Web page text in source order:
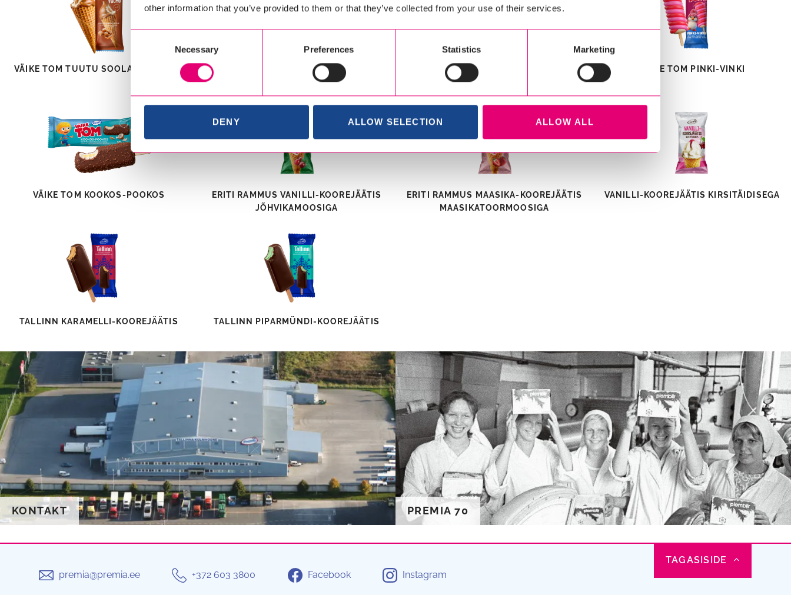
other information that you’ve provided to them or that they’ve collected from your use of their services.
Necessary Preferences Statistics Marketing
DENY ALLOW SELECTION ALLOW ALL
VÄIKE TOM TUUTU SOOLAKARAMELLI VÄIKE TOM TUUTU MAASIKA-MUSTSÕSTRA
VÄIKE TOM MANGO-KOOREJÄÄTIS
VAHVLITOPSIS
VÄIKE TOM PINKI-VINKI
VÄIKE TOM KOOKOS-POOKOS
ERITI RAMMUS VANILLI-KOOREJÄÄTIS
JÕHVIKAMOOSIGA
ERITI RAMMUS MAASIKA-KOOREJÄÄTIS
MAASIKATOORMOOSIGA
VANILLI-KOOREJÄÄTIS KIRSITÄIDISEGA
TALLINN KARAMELLI-KOOREJÄÄTIS TALLINN PIPARMÜNDI-KOOREJÄÄTIS
KONTAKT PREMIA 70
TAGASISIDE
premia@premia.ee
+372 603 3800 Facebook Instagram